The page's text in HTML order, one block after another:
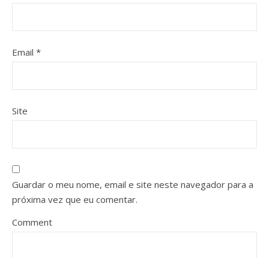
Email *
Site
Guardar o meu nome, email e site neste navegador para a
próxima vez que eu comentar.
Comment